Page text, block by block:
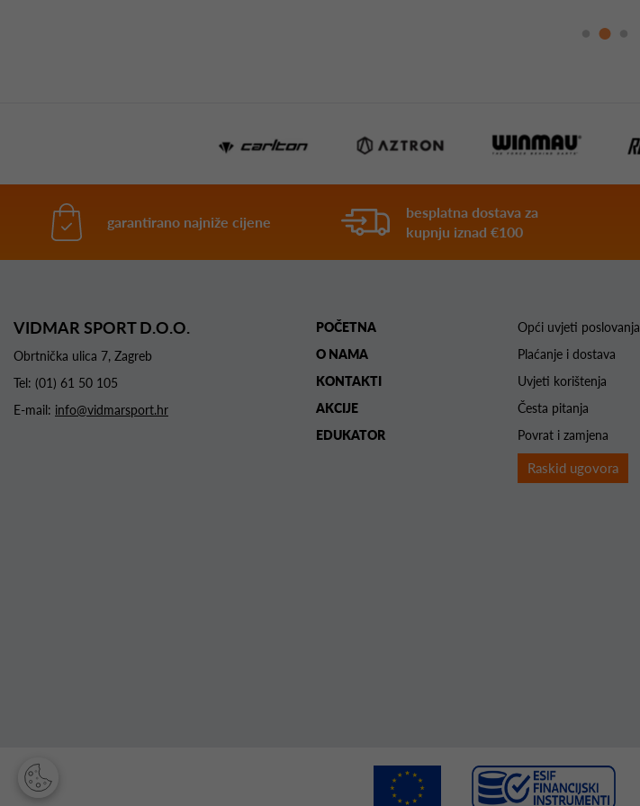
garantirano najniže cijene
besplatna dostava za
kupnju iznad €100
VIDMAR SPORT D.O.O.
Obrtnička ulica 7, Zagreb
Tel: (01) 61 50 105
E-mail: info@vidmarsport.hr
POČETNA
O NAMA
KONTAKTI
AKCIJE
EDUKATOR
Opći uvjeti poslovanja
Plaćanje i dostava
Uvjeti korištenja
Česta pitanja
Povrat i zamjena
Raskid ugovora